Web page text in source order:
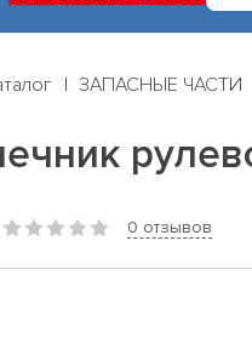
ЗАПАСНЫЕ ЧАСТИ
0 отзывов